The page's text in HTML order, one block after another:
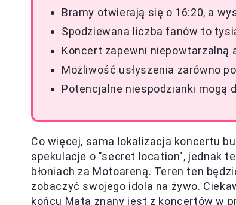
Bramy otwierają się o 16:20, a
Spodziewana liczba fanów to
Koncert zapewni niepowtarzalną
Możliwość usłyszenia zarówno
Potencjalne niespodzianki mogą
Co więcej, sama lokalizacja koncertu
spekulacje o "secret location", jednak
błoniach za Motoareną. Teren ten
zobaczyć swojego idola na żywo.
końcu Mata znany jest z koncertów w